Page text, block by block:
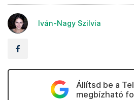
Iván-Nagy Szilvia
Állítsd be a
megbízható